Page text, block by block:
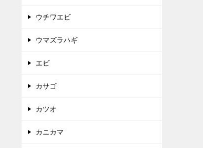
ウチワエビ
ウマズラハギ
エビ
カサゴ
カツオ
カニカマ